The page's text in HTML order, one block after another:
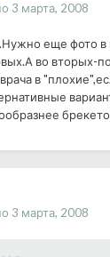
3 марта, 2008
еще фото
во вторых-
в
3 марта, 2008